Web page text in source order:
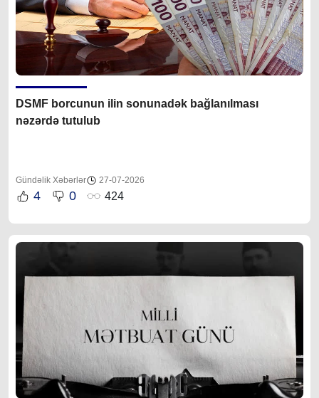
DSMF borcunun ilin sonunadək bağlanılması
nəzərdə tutulub
Gündəlik Xəbərlər 27-07-2026
4 0 424